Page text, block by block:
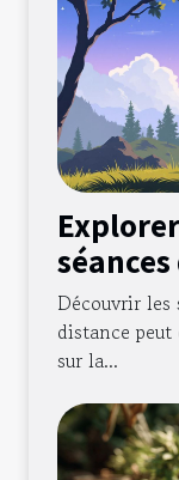
mental
Découvrir les
distance
sur la...